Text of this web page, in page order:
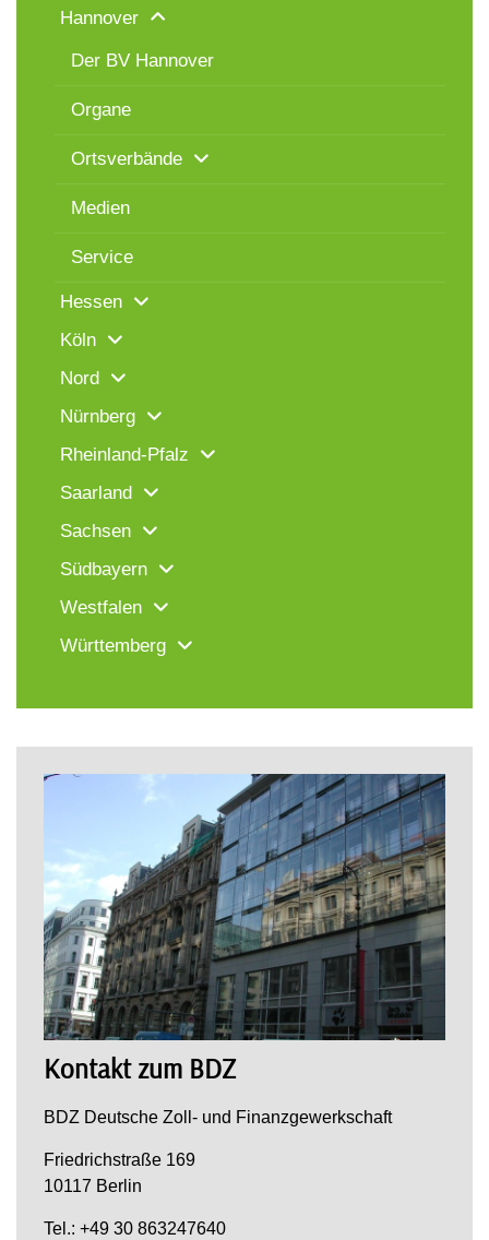
Hannover
Der BV Hannover
Organe
Ortsverbände
Medien
Service
Hessen
Köln
Nord
Nürnberg
Rheinland-Pfalz
Saarland
Sachsen
Südbayern
Westfalen
Württemberg
Kontakt zum BDZ
BDZ Deutsche Zoll- und Finanzgewerkschaft
Friedrichstraße 169
10117 Berlin
Tel.: +49 30 863247640